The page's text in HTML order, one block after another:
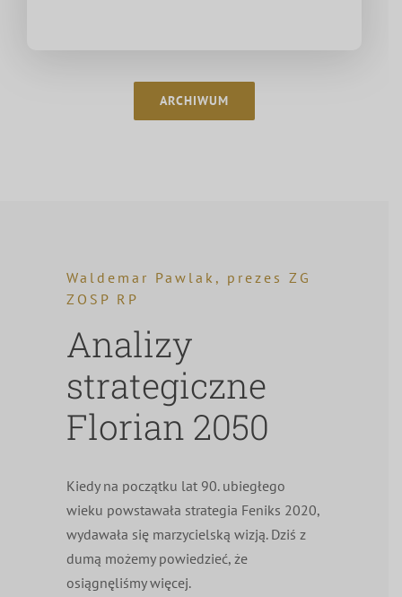
ARCHIWUM
Waldemar Pawlak, prezes ZG
ZOSP RP
Analizy
strategiczne
Florian 2050
Kiedy na początku lat 90. ubiegłego
wieku powstawała strategia Feniks 2020,
wydawała się marzycielską wizją. Dziś z
dumą możemy powiedzieć, że
osiągnęliśmy więcej.